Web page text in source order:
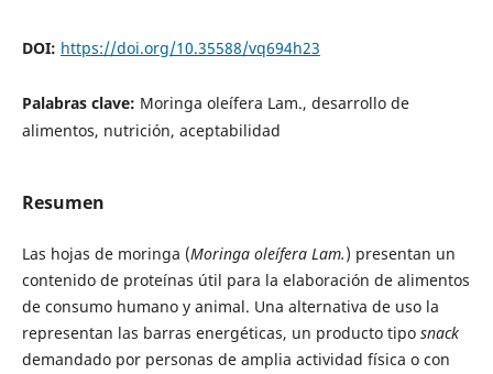
DOI: https://doi.org/10.35588/vq694h23
Palabras clave: Moringa oleífera Lam., desarrollo de
alimentos, nutrición, aceptabilidad
Resumen
Las hojas de moringa (Moringa oleífera Lam.) presentan un
contenido de proteínas útil para la elaboración de alimentos
de consumo humano y animal. Una alternativa de uso la
representan las barras energéticas, un producto tipo snack
demandado por personas de amplia actividad física o con